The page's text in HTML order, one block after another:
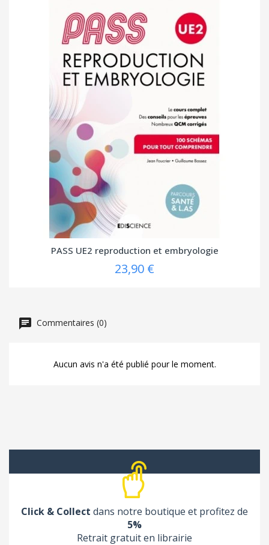
PASS UE2 reproduction et embryologie
23,90 €
Commentaires (0)
Aucun avis n'a été publié pour le moment.
Click & Collect dans notre boutique et profitez de
5%
Retrait gratuit en librairie